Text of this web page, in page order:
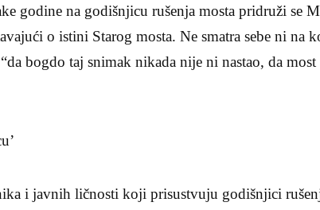
godine na godišnjicu rušenja mosta pridruži se
o istini Starog mosta. Ne smatra sebe ni na
bogdo taj snimak nikada nije ni nastao, da
i javnih ličnosti koji prisustvuju godišnjici